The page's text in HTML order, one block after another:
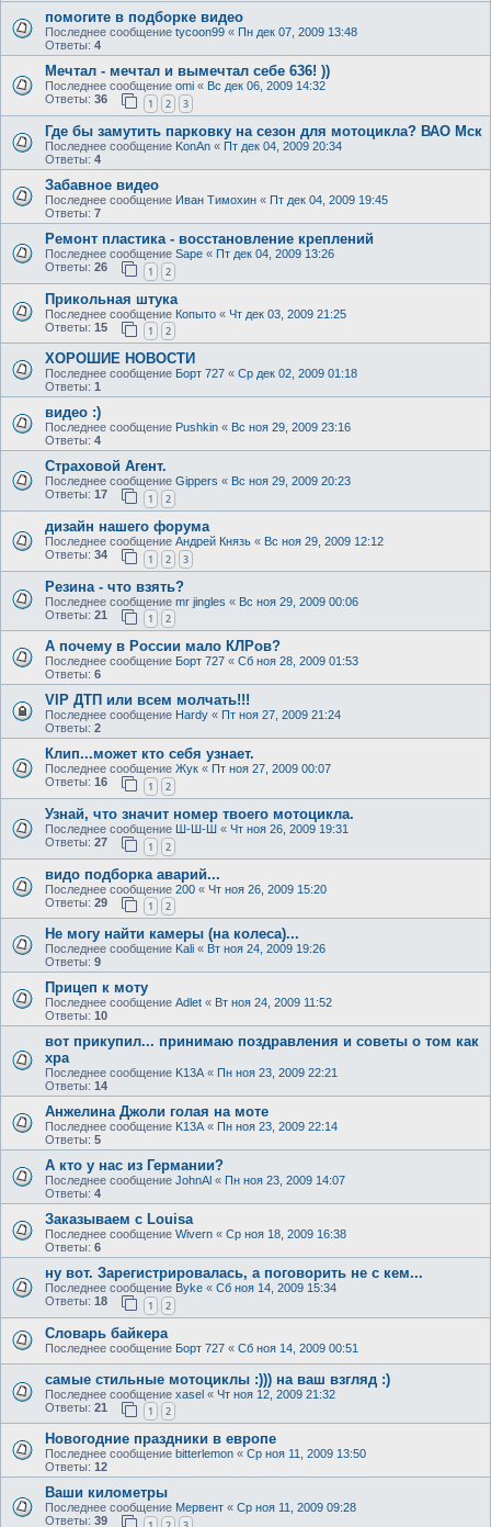
помогите в подборке видео
Последнее сообщение tycoon99 « Пн дек 07, 2009 13:48
Ответы: 4
Мечтал - мечтал и вымечтал себе 636! ))
Последнее сообщение omi « Вс дек 06, 2009 14:32
Ответы: 36 1 2 3
Где бы замутить парковку на сезон для мотоцикла? ВАО Мск
Последнее сообщение KonAn « Пт дек 04, 2009 20:34
Ответы: 4
Забавное видео
Последнее сообщение Иван Тимохин « Пт дек 04, 2009 19:45
Ответы: 7
Ремонт пластика - восстановление креплений
Последнее сообщение Sape « Пт дек 04, 2009 13:26
Ответы: 26 1 2
Прикольная штука
Последнее сообщение Копыто « Чт дек 03, 2009 21:25
Ответы: 15 1 2
ХОРОШИЕ НОВОСТИ
Последнее сообщение Борт 727 « Ср дек 02, 2009 01:18
Ответы: 1
видео :)
Последнее сообщение Pushkin « Вс ноя 29, 2009 23:16
Ответы: 4
Страховой Агент.
Последнее сообщение Gippers « Вс ноя 29, 2009 20:23
Ответы: 17 1 2
дизайн нашего форума
Последнее сообщение Андрей Князь « Вс ноя 29, 2009 12:12
Ответы: 34 1 2 3
Резина - что взять?
Последнее сообщение mr jingles « Вс ноя 29, 2009 00:06
Ответы: 21 1 2
А почему в России мало КЛРов?
Последнее сообщение Борт 727 « Сб ноя 28, 2009 01:53
Ответы: 6
VIP ДТП или всем молчать!!!
Последнее сообщение Hardy « Пт ноя 27, 2009 21:24
Ответы: 2
Клип...может кто себя узнает.
Последнее сообщение Жук « Пт ноя 27, 2009 00:07
Ответы: 16 1 2
Узнай, что значит номер твоего мотоцикла.
Последнее сообщение Ш-Ш-Ш « Чт ноя 26, 2009 19:31
Ответы: 27 1 2
видо подборка аварий...
Последнее сообщение 200 « Чт ноя 26, 2009 15:20
Ответы: 29 1 2
Не могу найти камеры (на колеса)...
Последнее сообщение Kali « Вт ноя 24, 2009 19:26
Ответы: 9
Прицеп к моту
Последнее сообщение Adlet « Вт ноя 24, 2009 11:52
Ответы: 10
вот прикупил... принимаю поздравления и советы о том как
хра
Последнее сообщение K13A « Пн ноя 23, 2009 22:21
Ответы: 14
Анжелина Джоли голая на моте
Последнее сообщение K13A « Пн ноя 23, 2009 22:14
Ответы: 5
А кто у нас из Германии?
Последнее сообщение JohnAl « Пн ноя 23, 2009 14:07
Ответы: 4
Заказываем с Louisa
Последнее сообщение Wivern « Ср ноя 18, 2009 16:38
Ответы: 6
ну вот. Зарегистрировалась, а поговорить не с кем...
Последнее сообщение Byke « Сб ноя 14, 2009 15:34
Ответы: 18 1 2
Словарь байкера
Последнее сообщение Борт 727 « Сб ноя 14, 2009 00:51
самые стильные мотоциклы :))) на ваш взгляд :)
Последнее сообщение xasel « Чт ноя 12, 2009 21:32
Ответы: 21 1 2
Новогодние праздники в европе
Последнее сообщение bitterlemon « Ср ноя 11, 2009 13:50
Ответы: 12
Ваши километры
Последнее сообщение Мервент « Ср ноя 11, 2009 09:28
Ответы: 39